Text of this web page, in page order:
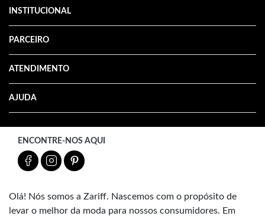
INSTITUCIONAL
PARCEIRO
ATENDIMENTO
AJUDA
ENCONTRE-NOS AQUI
Olá! Nós somos a Zariff. Nascemos com o propósito de
levar o melhor da moda para nossos consumidores. Em